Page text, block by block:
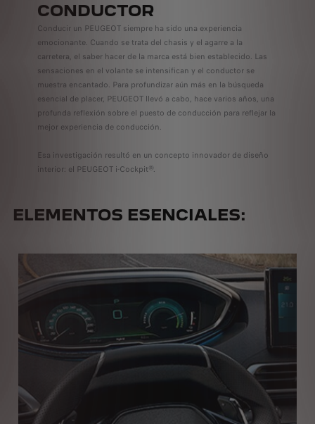
CONDUCTOR
Conducir un PEUGEOT siempre ha sido una experiencia
emocionante. Cuando se trata del chasis y el agarre a la
carretera, el saber hacer de la marca está bien establecido. Las
sensaciones en el volante se intensifican y el conductor se
muestra encantado. Para profundizar aún más en la búsqueda
esencial de placer, PEUGEOT llevó a cabo, hace varios años, una
profunda reflexión sobre el puesto de conducción para reflejar la
mejor experiencia de conducción.
Esa investigación resultó en un concepto innovador de diseño
interior: el PEUGEOT i-Cockpit®.
ELEMENTOS ESENCIALES: